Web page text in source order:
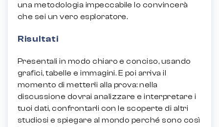
una metodologia impeccabile lo convincerà
che sei un vero esploratore.
Risultati
Presentali in modo chiaro e conciso, usando
grafici, tabelle e immagini. E poi arriva il
momento di metterli alla prova: nella
discussione dovrai analizzare e interpretare i
tuoi dati, confrontarli con le scoperte di altri
studiosi e spiegare al mondo perché sono così